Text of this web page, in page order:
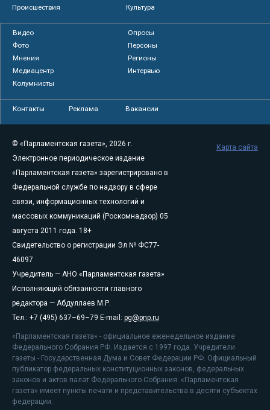
Происшествия
Культура
Видео
Опросы
Фото
Персоны
Мнения
Регионы
Медиацентр
Интервью
Колумнисты
Контакты Реклама Вакансии
© «Парламентская газета», 2026 г.
Электронное периодическое издание
«Парламентская газета» зарегистрировано в
Федеральной службе по надзору в сфере
связи, информационных технологий и
массовых коммуникаций (Роскомнадзор) 05
августа 2011 года. 18+
Свидетельство о регистрации Эл № ФС77-
46097
Учредитель — АНО «Парламентская газета»
Исполняющий обязанности главного
редактора — Абдуллаев М.Р.
Тел.: +7 (495) 637–69–79 E-mail: pg@pnp.ru
«Парламентская газета» - официальное еженедельное издание
Федерального Собрания РФ. Издается с 1997 года. Учредители
газеты - Государственная Дума и Совет Федерации РФ. Официальный
публикатор федеральных конституционных законов, федеральных
законов и актов палат Федерального Собрания. «Парламентская
газета» имеет пункты печати и представительства в десяти субъектах
федерации.
Карта сайта